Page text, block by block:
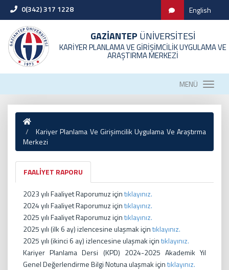
0(342) 317 1228 English
GAZİANTEP ÜNİVERSİTESİ
KARİYER PLANLAMA VE GİRİŞİMCİLİK UYGULAMA VE
ARAŞTIRMA MERKEZİ
MENÜ
Kariyer Planlama Ve Girişimcilik Uygulama Ve Araştırma
Merkezi
FAALİYET RAPORU
2023 yılı Faaliyet Raporumuz içintıklayınız.
2024 yılı Faaliyet Raporumuz içintıklayınız.
2025 yılı Faaliyet Raporumuz içintıklayınız.
2025 yılı (ilk 6 ay) izlencesine ulaşmak içintıklayınız.
2025 yılı (ikinci 6 ay) izlencesine ulaşmak içintıklayınız.
Kariyer Planlama Dersi (KPD) 2024-2025 Akademik Yıl
Genel Değerlendirme Bilgi Notuna ulaşmak içintıklayınız.